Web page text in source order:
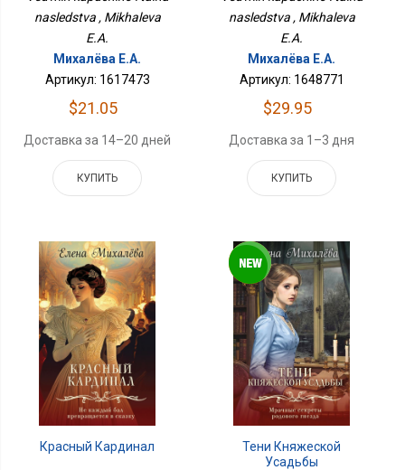
nasledstva , Mikhaleva
E.A.
Михалёва Е.А.
Артикул: 1617473
$21.05
Доставка за 14–20 дней
КУПИТЬ
nasledstva , Mikhaleva
E.A.
Михалёва Е.А.
Артикул: 1648771
$29.95
Доставка за 1–3 дня
КУПИТЬ
Красный Кардинал
Тени Княжеской
Усадьбы